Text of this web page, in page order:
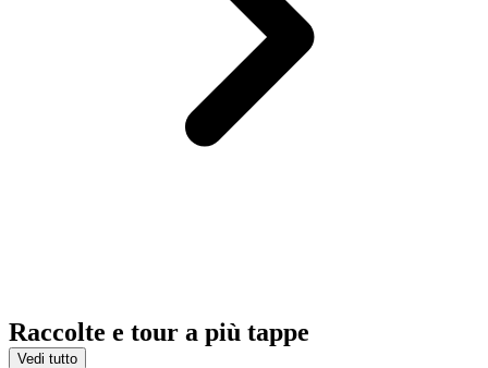
Raccolte e tour a più tappe
Vedi tutto